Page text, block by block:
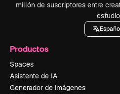
millón de suscriptores entre
Productos
Spaces
Asistente de IA
Generador de imágenes